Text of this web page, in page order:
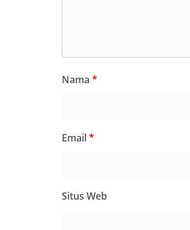
Nama *
Email*
Situs Web